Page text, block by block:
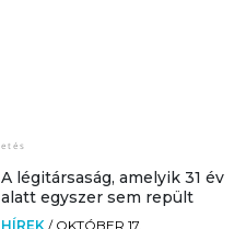
A légitársaság, amelyik 31 év
alatt egyszer sem repült
HÍREK / OKTÓBER 17.